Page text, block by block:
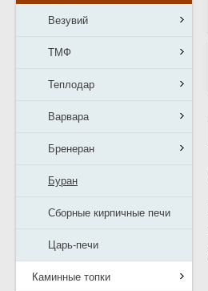
Везувий
ТМФ
Теплодар
Варвара
Бренеран
Буран
Сборные кирпичные печи
Царь-печи
Каминные топки